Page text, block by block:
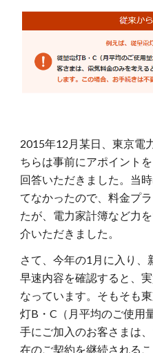
2015年12月某日、東京電
ちらは事前にアポイント
回答いただきました。当
てなかったので、料金プ
たが、電力家計簿など力
介いただきました。
さて、今年の1月に入り
早速内容を確認すると、
なっています。そもそも
灯B・C（月平均のご使用
手にご加入のお客さまは
在のご契約を継続される